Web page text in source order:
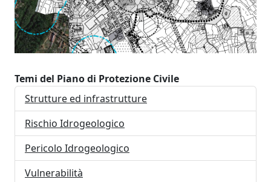
Temi del Piano di Protezione Civile
Strutture ed infrastrutture
Rischio Idrogeologico
Pericolo Idrogeologico
Vulnerabilità